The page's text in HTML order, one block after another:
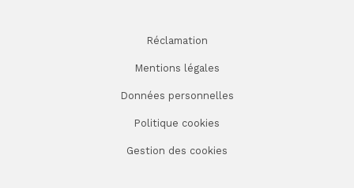
Réclamation
Mentions légales
Données personnelles
Politique cookies
Gestion des cookies